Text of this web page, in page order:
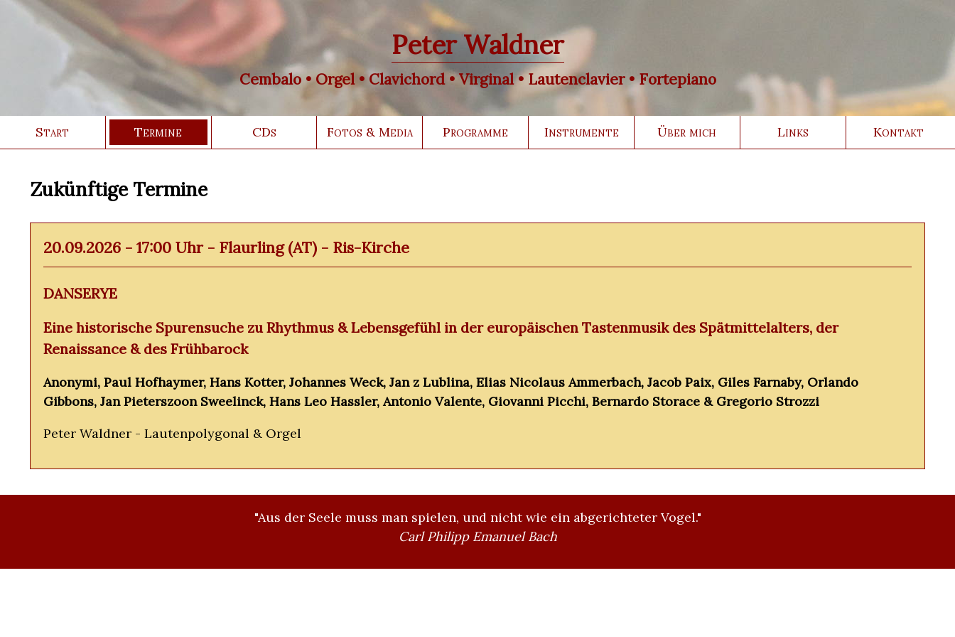
Peter Waldner
Cembalo • Orgel • Clavichord • Virginal • Lautenclavier • Fortepiano
Start Termine CDs Fotos & Media Programme Instrumente Über mich Links Kontakt
Zukünftige Termine
20.09.2026 - 17:00 Uhr - Flaurling (AT) - Ris-Kirche
DANSERYE
Eine historische Spurensuche zu Rhythmus & Lebensgefühl in der europäischen Tastenmusik des Spätmittelalters, der
Renaissance & des Frühbarock
Anonymi, Paul Hofhaymer, Hans Kotter, Johannes Weck, Jan z Lublina, Elias Nicolaus Ammerbach, Jacob Paix, Giles Farnaby, Orlando
Gibbons, Jan Pieterszoon Sweelinck, Hans Leo Hassler, Antonio Valente, Giovanni Picchi, Bernardo Storace & Gregorio Strozzi
Peter Waldner - Lautenpolygonal & Orgel
"Aus der Seele muss man spielen, und nicht wie ein abgerichteter Vogel."
Carl Philipp Emanuel Bach